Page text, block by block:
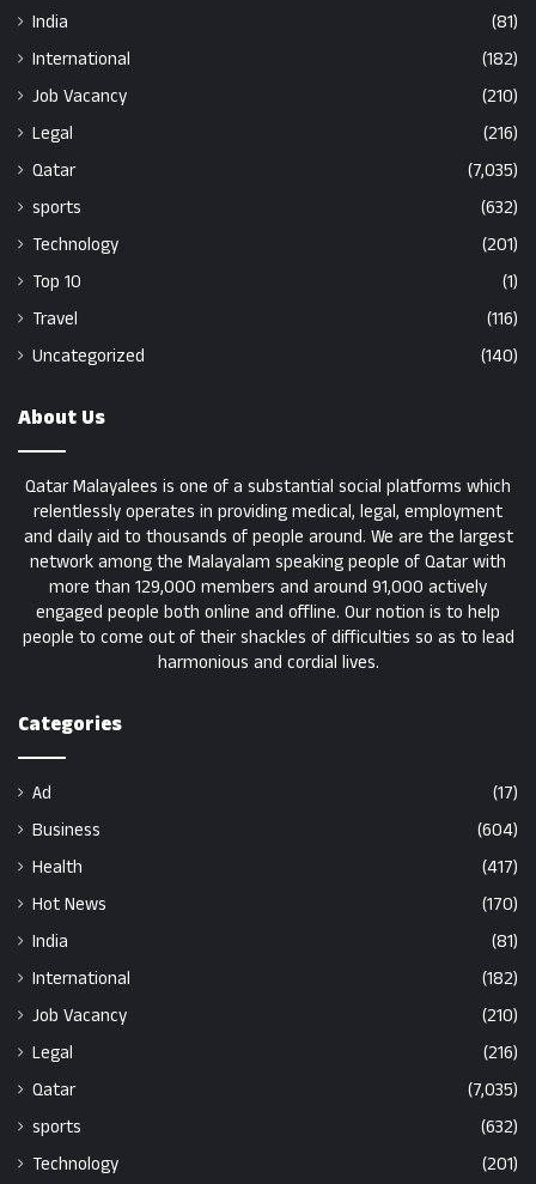
India
(81)
International
(182)
Job Vacancy
(210)
Legal
(216)
Qatar
(7,035)
sports
(632)
Technology
(201)
Top 10
(1)
Travel
(116)
Uncategorized
(140)
About Us
Qatar Malayalees is one of a substantial social platforms which
relentlessly operates in providing medical, legal, employment
and daily aid to thousands of people around. We are the largest
network among the Malayalam speaking people of Qatar with
more than 129,000 members and around 91,000 actively
engaged people both online and offline. Our notion is to help
people to come out of their shackles of difficulties so as to lead
harmonious and cordial lives.
Categories
Ad
(17)
Business
(604)
Health
(417)
Hot News
(170)
India
(81)
International
(182)
Job Vacancy
(210)
Legal
(216)
Qatar
(7,035)
sports
(632)
Technology
(201)